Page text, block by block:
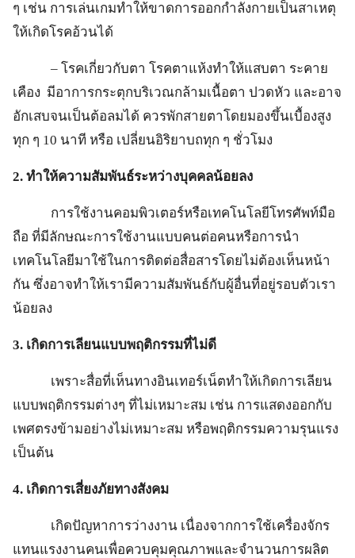
ๆ เช่น การเล่นเกมทำให้ขาดการออกกำลังกายเป็นสาเหตุ
ให้เกิดโรคอ้วนได้
– โรคเกี่ยวกับตา โรคตาแห้งทำให้แสบตา ระคาย
เคือง มีอาการกระตุกบริเวณกล้ามเนื้อตา ปวดหัว และอาจ
อักเสบจนเป็นต้อลมได้ ควรพักสายตาโดยมองขึ้นเบื้องสูง
ทุก ๆ 10 นาที หรือ เปลี่ยนอิริยาบถทุก ๆ ชั่วโมง
2. ทำให้ความสัมพันธ์ระหว่างบุคคลน้อยลง
การใช้งานคอมพิวเตอร์หรือเทคโนโลยีโทรศัพท์มือ
ถือ ที่มีลักษณะการใช้งานแบบคนต่อคนหรือการนำ
เทคโนโลยีมาใช้ในการติดต่อสื่อสารโดยไม่ต้องเห็นหน้า
กัน ซึ่งอาจทำให้เรามีความสัมพันธ์กับผู้อื่นที่อยู่รอบตัวเรา
น้อยลง
3. เกิดการเลียนแบบพฤติกรรมที่ไม่ดี
เพราะสื่อที่เห็นทางอินเทอร์เน็ตทำให้เกิดการเลียน
แบบพฤติกรรมต่างๆ ที่ไม่เหมาะสม เช่น การแสดงออกกับ
เพศตรงข้ามอย่างไม่เหมาะสม หรือพฤติกรรมความรุนแรง
เป็นต้น
4. เกิดการเสี่ยงภัยทางสังคม
เกิดปัญหาการว่างงาน เนื่องจากการใช้เครื่องจักร
แทนแรงงานคนเพื่อควบคุมคุณภาพและจำนวนการผลิต